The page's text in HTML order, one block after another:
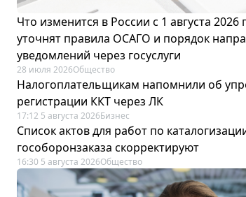
Что изменится в России с 1 августа 2026
уточнят правила ОСАГО и порядок
уведомлений через госуслуги
28 июля 2026Общество
Налогоплательщикам напомнили об
регистрации ККТ через ЛК
17:12 5 августа 2026Бизнес
Список актов для работ по
гособоронзаказа скорректируют
16:30 5 августа 2026Общество